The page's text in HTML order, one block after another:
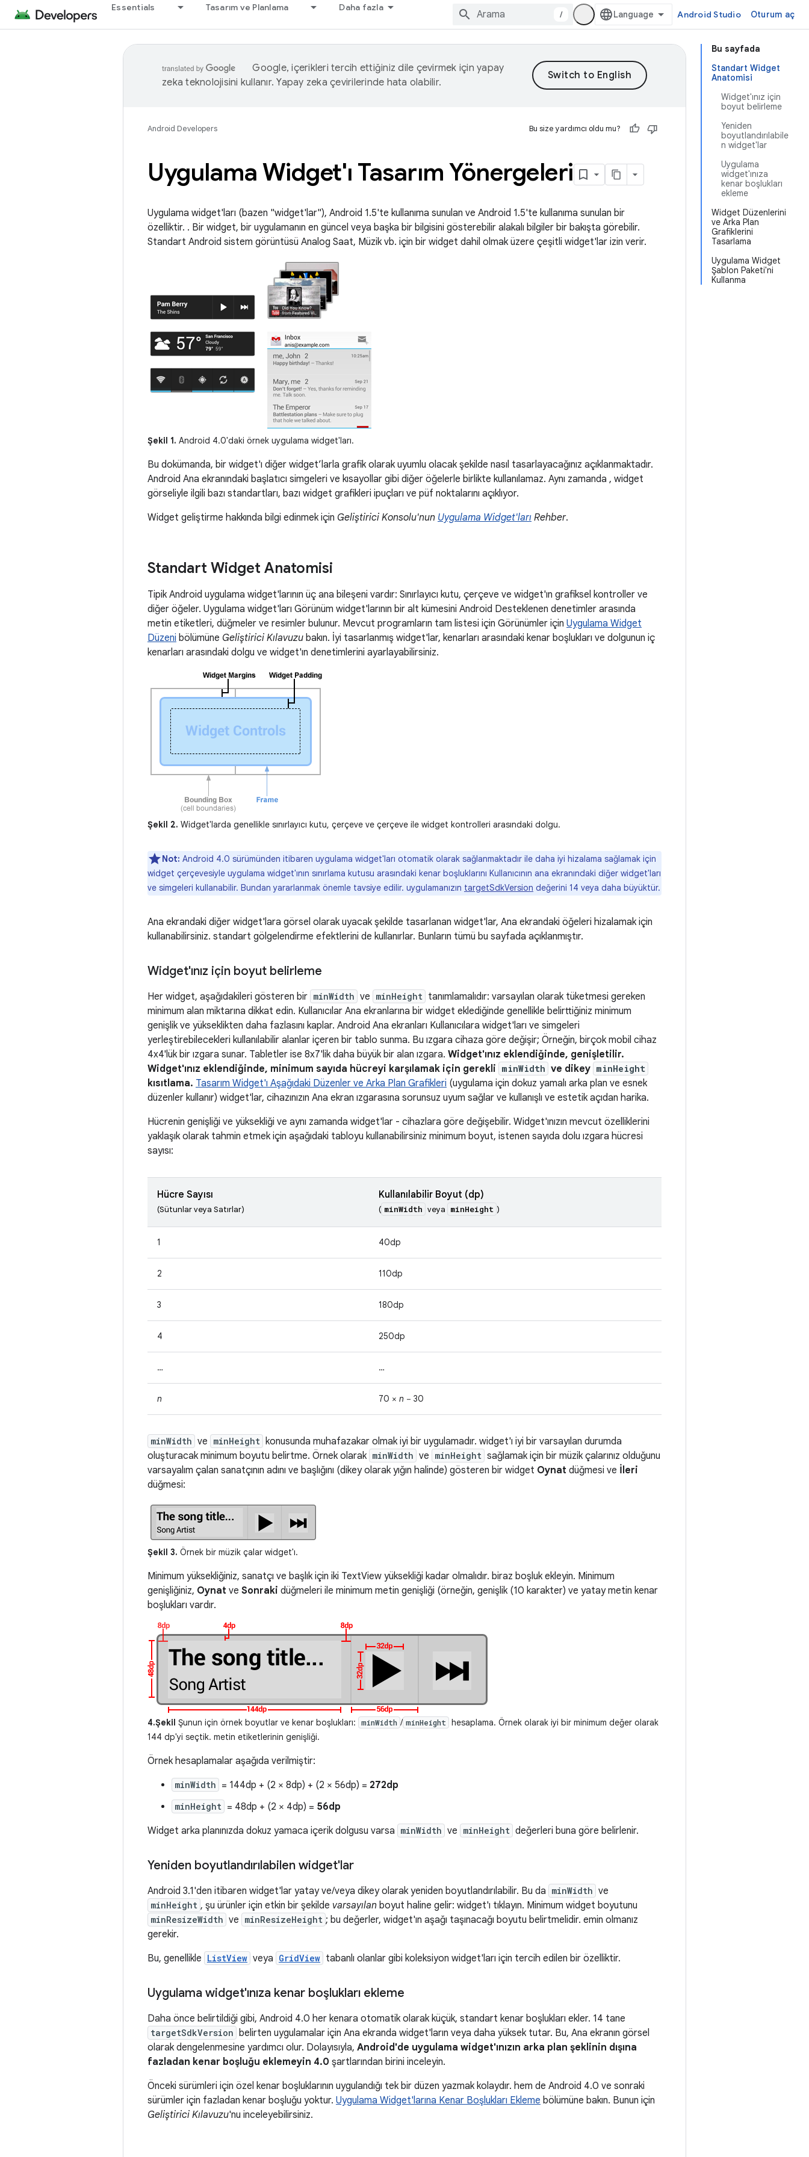
Essentials Tasarım ve Planlama Daha fazla
/ Android Studio Oturum aç
Bu sayfada
Standart Widget
Anatomisi
Widget'ınız için
boyut belirleme
Yeniden
boyutlandırılabile
n widget'lar
Uygulama
widget'ınıza
kenar boşlukları
ekleme
Widget Düzenlerini
ve Arka Plan
Grafiklerini
Tasarlama
Uygulama Widget
Şablon Paketi'ni
Kullanma
Google, içerikleri tercih ettiğiniz dile çevirmek için yapay
zeka teknolojisini kullanır. Yapay zeka çevirilerinde hata olabilir.
Android Developers Bu size yardımcı oldu mu?
Uygulama Widget'ı Tasarım Yönergeleri
Uygulama widget'ları (bazen "widget'lar"), Android 1.5'te kullanıma sunulan ve Android 1.5'te kullanıma sunulan bir
özelliktir. . Bir widget, bir uygulamanın en güncel veya başka bir bilgisini gösterebilir alakalı bilgiler bir bakışta görebilir.
Standart Android sistem görüntüsü Analog Saat, Müzik vb. için bir widget dahil olmak üzere çeşitli widget'lar izin verir.
Şekil 1. Android 4.0'daki örnek uygulama widget'ları.
Bu dokümanda, bir widget'ı diğer widget’larla grafik olarak uyumlu olacak şekilde nasıl tasarlayacağınız açıklanmaktadır.
Android Ana ekranındaki başlatıcı simgeleri ve kısayollar gibi diğer öğelerle birlikte kullanılamaz. Aynı zamanda , widget
görseliyle ilgili bazı standartları, bazı widget grafikleri ipuçları ve püf noktalarını açıklıyor.
Widget geliştirme hakkında bilgi edinmek için Geliştirici Konsolu'nun Uygulama Widget'ları Rehber.
Standart Widget Anatomisi
Tipik Android uygulama widget'larının üç ana bileşeni vardır: Sınırlayıcı kutu, çerçeve ve widget'ın grafiksel kontroller ve
diğer öğeler. Uygulama widget'ları Görünüm widget'larının bir alt kümesini Android Desteklenen denetimler arasında
metin etiketleri, düğmeler ve resimler bulunur. Mevcut programların tam listesi için Görünümler için Uygulama Widget
Düzeni bölümüne Geliştirici Kılavuzu bakın. İyi tasarlanmış widget'lar, kenarları arasındaki kenar boşlukları ve dolgunun iç
kenarları arasındaki dolgu ve widget'ın denetimlerini ayarlayabilirsiniz.
Şekil 2. Widget'larda genellikle sınırlayıcı kutu, çerçeve ve çerçeve ile widget kontrolleri arasındaki dolgu.
Not: Android 4.0 sürümünden itibaren uygulama widget'ları otomatik olarak sağlanmaktadır ile daha iyi hizalama sağlamak için
widget çerçevesiyle uygulama widget'ının sınırlama kutusu arasındaki kenar boşluklarını Kullanıcının ana ekranındaki diğer widget'ları
ve simgeleri kullanabilir. Bundan yararlanmak önemle tavsiye edilir. uygulamanızın targetSdkVersion değerini 14 veya daha büyüktür.
Ana ekrandaki diğer widget'lara görsel olarak uyacak şekilde tasarlanan widget'lar, Ana ekrandaki öğeleri hizalamak için
kullanabilirsiniz. standart gölgelendirme efektlerini de kullanırlar. Bunların tümü bu sayfada açıklanmıştır.
Widget'ınız için boyut belirleme
Her widget, aşağıdakileri gösteren bir minWidth ve minHeight tanımlamalıdır: varsayılan olarak tüketmesi gereken
minimum alan miktarına dikkat edin. Kullanıcılar Ana ekranlarına bir widget eklediğinde genellikle belirttiğiniz minimum
genişlik ve yükseklikten daha fazlasını kaplar. Android Ana ekranları Kullanıcılara widget'ları ve simgeleri
yerleştirebilecekleri kullanılabilir alanlar içeren bir tablo sunma. Bu ızgara cihaza göre değişir; Örneğin, birçok mobil cihaz
4x4'lük bir ızgara sunar. Tabletler ise 8x7'lik daha büyük bir alan ızgara. Widget'ınız eklendiğinde, genişletilir.
Widget'ınız eklendiğinde, minimum sayıda hücreyi karşılamak için gerekli minWidth ve dikey minHeight
kısıtlama. Tasarım Widget'ı Aşağıdaki Düzenler ve Arka Plan Grafikleri (uygulama için dokuz yamalı arka plan ve esnek
düzenler kullanır) widget'lar, cihazınızın Ana ekran ızgarasına sorunsuz uyum sağlar ve kullanışlı ve estetik açıdan harika.
Hücrenin genişliği ve yüksekliği ve aynı zamanda widget'lar - cihazlara göre değişebilir. Widget'ınızın mevcut özelliklerini
yaklaşık olarak tahmin etmek için aşağıdaki tabloyu kullanabilirsiniz minimum boyut, istenen sayıda dolu ızgara hücresi
sayısı:
Hücre Sayısı
(Sütunlar veya Satırlar)
Kullanılabilir Boyut (dp)
( minWidth veya minHeight )
1 40dp
2 110dp
3 180dp
4 250dp
… …
n 70 × n − 30
minWidth ve minHeight konusunda muhafazakar olmak iyi bir uygulamadır. widget'ı iyi bir varsayılan durumda
oluşturacak minimum boyutu belirtme. Örnek olarak minWidth ve minHeight sağlamak için bir müzik çalarınız olduğunu
varsayalım çalan sanatçının adını ve başlığını (dikey olarak yığın halinde) gösteren bir widget Oynat düğmesi ve İleri
düğmesi:
Şekil 3. Örnek bir müzik çalar widget'ı.
Minimum yüksekliğiniz, sanatçı ve başlık için iki TextView yüksekliği kadar olmalıdır. biraz boşluk ekleyin. Minimum
genişliğiniz, Oynat ve Sonraki düğmeleri ile minimum metin genişliği (örneğin, genişlik (10 karakter) ve yatay metin kenar
boşlukları vardır.
4.Şekil Şunun için örnek boyutlar ve kenar boşlukları: minWidth / minHeight
hesaplama. Örnek olarak iyi bir minimum değer olarak
144 dp'yi seçtik. metin etiketlerinin genişliği.
Örnek hesaplamalar aşağıda verilmiştir:
minWidth = 144dp + (2 × 8dp) + (2 × 56dp) = 272dp
minHeight = 48dp + (2 × 4dp) = 56dp
Widget arka planınızda dokuz yamaca içerik dolgusu varsa minWidth ve minHeight değerleri buna göre belirlenir.
Yeniden boyutlandırılabilen widget'lar
Android 3.1'den itibaren widget'lar yatay ve/veya dikey olarak yeniden boyutlandırılabilir. Bu da minWidth ve
minHeight , şu ürünler için etkin bir şekilde varsayılan boyut haline gelir: widget'ı tıklayın. Minimum widget boyutunu
minResizeWidth ve minResizeHeight ; bu değerler, widget'ın aşağı taşınacağı boyutu belirtmelidir. emin olmanız
gerekir.
Bu, genellikle ListView veya GridView tabanlı olanlar gibi koleksiyon widget'ları için tercih edilen bir özelliktir.
Uygulama widget'ınıza kenar boşlukları ekleme
Daha önce belirtildiği gibi, Android 4.0 her kenara otomatik olarak küçük, standart kenar boşlukları ekler. 14 tane
targetSdkVersion belirten uygulamalar için Ana ekranda widget'ların veya daha yüksek tutar. Bu, Ana ekranın görsel
olarak dengelenmesine yardımcı olur. Dolayısıyla, Android'de uygulama widget'ınızın arka plan şeklinin dışına
fazladan kenar boşluğu eklemeyin 4.0 şartlarından birini inceleyin.
Önceki sürümleri için özel kenar boşluklarının uygulandığı tek bir düzen yazmak kolaydır. hem de Android 4.0 ve sonraki
sürümler için fazladan kenar boşluğu yoktur. Uygulama Widget'larına Kenar Boşlukları Ekleme bölümüne bakın. Bunun için
Geliştirici Kılavuzu'nu inceleyebilirsiniz.